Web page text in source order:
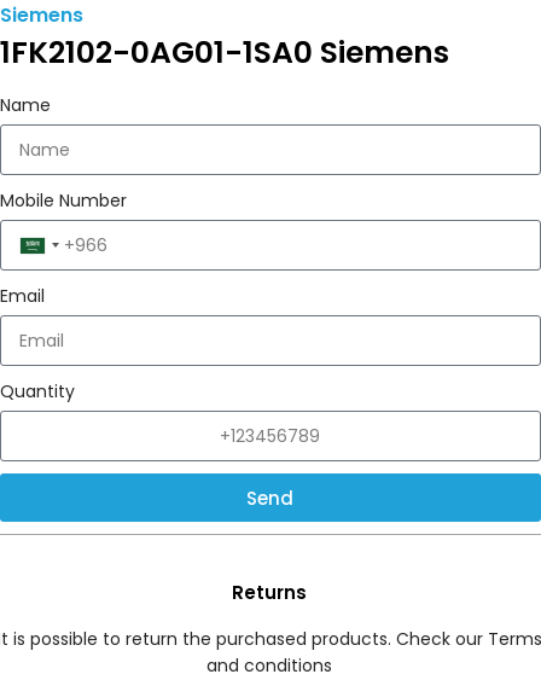
Siemens
1FK2102-0AG01-1SA0 Siemens
Name
Mobile Number
Saudi
+966
Email
Quantity
Send
Returns
is possible to return the purchased products. Check our Terms
and conditions